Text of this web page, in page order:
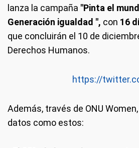
lanza la campaña "Pinta el
Generación igualdad ", con 16
que concluirán el 10 de
Derechos Humanos.
https://
Además, través de ONU
datos como estos: